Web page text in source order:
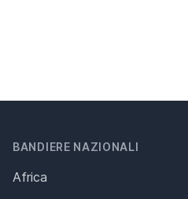
BANDIERE NAZIONALI
Africa